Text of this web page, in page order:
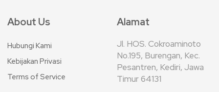
About Us
Hubungi Kami
Kebijakan Privasi
Terms of Service
Alamat
Jl. HOS. Cokroaminoto
No.195, Burengan, Kec.
Pesantren, Kediri, Jawa
Timur 64131